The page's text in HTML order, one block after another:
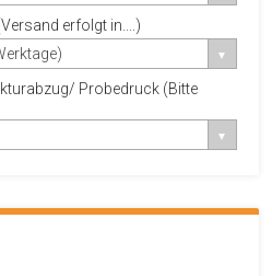
erfolgt in....)
Probedruck (Bitte